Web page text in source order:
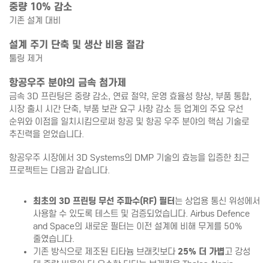
중량 10% 감소
기존 설계 대비
설계 주기 단축 및 생산 비용 절감
툴링 제거
항공우주 분야의 금속 첨가제
금속 3D 프린팅은 중량 감소, 연료 절약, 운영 효율성 향상, 부품 통합,
시장 출시 시간 단축, 부품 보관 요구 사항 감소 등 업계의 주요 우선
순위와 이점을 일치시킴으로써 항공 및 항공 우주 분야의 핵심 기술로
추진력을 얻었습니다.
항공우주 시장에서 3D Systems의 DMP 기술의 효능을 입증한 최근
프로젝트는 다음과 같습니다.
최초의 3D 프린팅 무선 주파수(RF) 필터 는 상업용 통신 위성에서
사용할 수 있도록 테스트 및 검증되었습니다. Airbus Defence
and Space의 새로운 필터는 이전 설계에 비해 무게를 50%
줄였습니다.
기존 방식으로 제조된 티타늄 브래킷보다 25% 더 가볍고 강성